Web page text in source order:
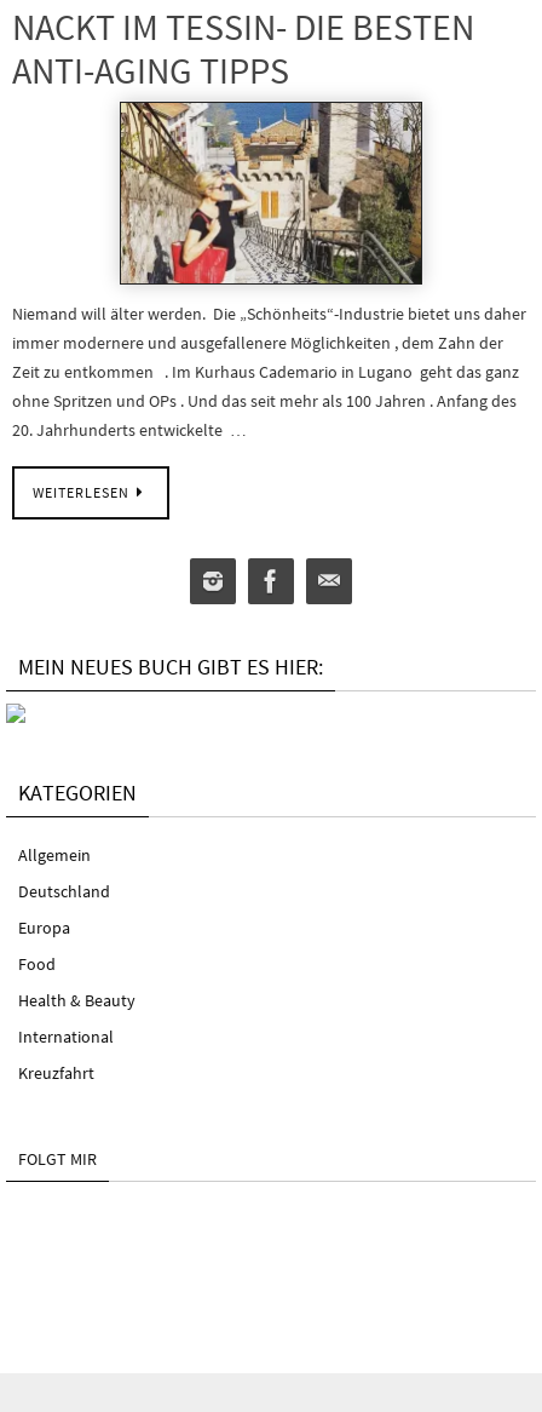
NACKT IM TESSIN- DIE BESTEN
ANTI-AGING TIPPS
Niemand will älter werden. Die „Schönheits“-Industrie bietet uns daher
immer modernere und ausgefallenere Möglichkeiten , dem Zahn der
Zeit zu entkommen . Im Kurhaus Cademario in Lugano geht das ganz
ohne Spritzen und OPs . Und das seit mehr als 100 Jahren . Anfang des
20. Jahrhunderts entwickelte …
WEITERLESEN
MEIN NEUES BUCH GIBT ES HIER:
KATEGORIEN
Allgemein
Deutschland
Europa
Food
Health & Beauty
International
Kreuzfahrt
FOLGT MIR